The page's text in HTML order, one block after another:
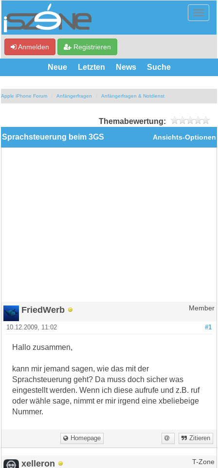
Anmelden Registrieren
Neue Letzten News Suche
Apple iPhone Forum Anfängerfragen Anfängerfragen & Notdienst
Themabewertung:
Ansichts-Optionen
Sprachsteuerung beim 3GS
FriedWerb Member
#1
10.12.2009, 11:02
Hallo zusammen,
kann mir jemand sagen, wie das mit der
Sprachsteuerung geht? Da muss doch sicher was
eingestellt werden. Wenn ich diese aufrufe und z.B. ruf
oder wähle sage, nimmt er mir irgend eine xbeliebeige
Nummer.
Homepage Zitieren
xelleron T-Zone